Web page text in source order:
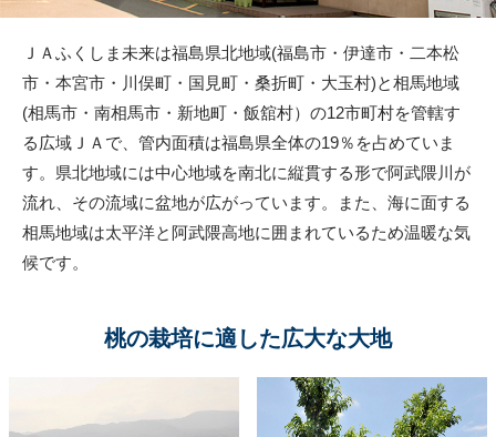
ＪＡふくしま未来は福島県北地域(福島市・伊達市・二本松
市・本宮市・川俣町・国見町・桑折町・大玉村)と相馬地域
(相馬市・南相馬市・新地町・飯舘村）の12市町村を管轄す
る広域ＪＡで、管内面積は福島県全体の19％を占めていま
す。県北地域には中心地域を南北に縦貫する形で阿武隈川が
流れ、その流域に盆地が広がっています。また、海に面する
相馬地域は太平洋と阿武隈高地に囲まれているため温暖な気
候です。
桃の栽培に適した広大な大地